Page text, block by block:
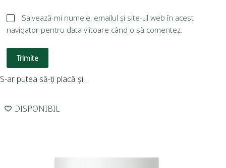
Salvează-mi numele, emailul și site-ul web în acest
navigator pentru data viitoare când o să comentez.
Trimite
S-ar putea să-ți placă și…
INDISPONIBIL